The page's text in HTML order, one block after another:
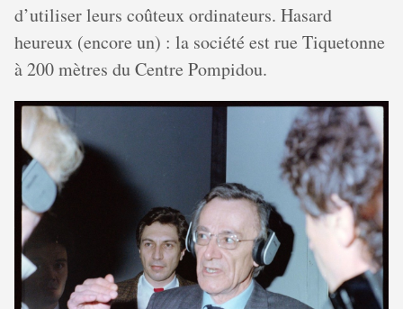
d’utiliser leurs coûteux ordinateurs. Hasard
heureux (encore un) : la société est rue Tiquetonne
à 200 mètres du Centre Pompidou.